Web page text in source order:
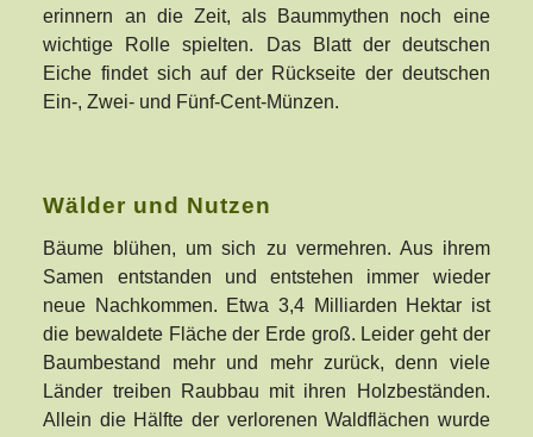
erinnern an die Zeit, als Baummythen noch eine
wichtige Rolle spielten. Das Blatt der deutschen
Eiche findet sich auf der Rückseite der deutschen
Ein-, Zwei- und Fünf-Cent-Münzen.
Wälder und Nutzen
Bäume blühen, um sich zu vermehren. Aus ihrem
Samen entstanden und entstehen immer wieder
neue Nachkommen. Etwa 3,4 Milliarden Hektar ist
die bewaldete Fläche der Erde groß. Leider geht der
Baumbestand mehr und mehr zurück, denn viele
Länder treiben Raubbau mit ihren Holzbeständen.
Allein die Hälfte der verlorenen Waldflächen wurde